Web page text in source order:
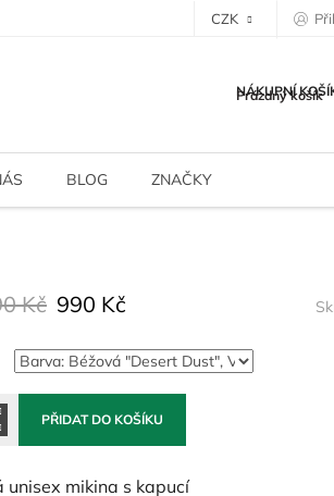
CZK
NÁKUPNÍ
Prázdný košík
BLOG ZNAČKY
Kč 990 Kč
PŘIDAT DO KOŠÍKU
unisex mikina s kapucí